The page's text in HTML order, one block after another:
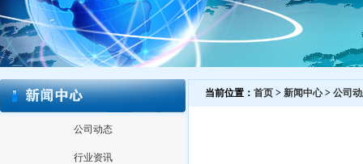
公司动态
行业资讯
当前位置： 首页 > 新闻中心> 公司